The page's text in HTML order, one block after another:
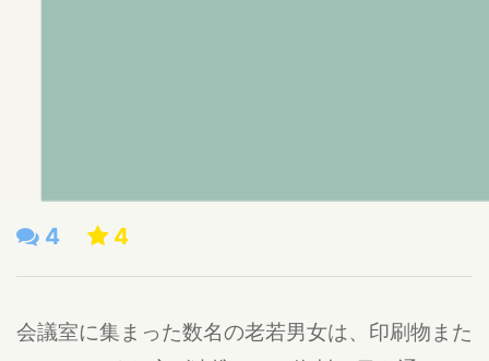
4 4
会議室に集まった数名の老若男女は、印刷物また